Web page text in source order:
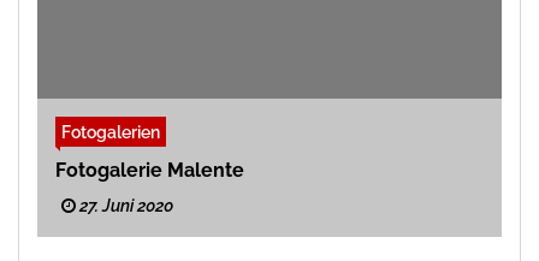
Fotogalerien
Fotogalerie Malente
27. Juni 2020